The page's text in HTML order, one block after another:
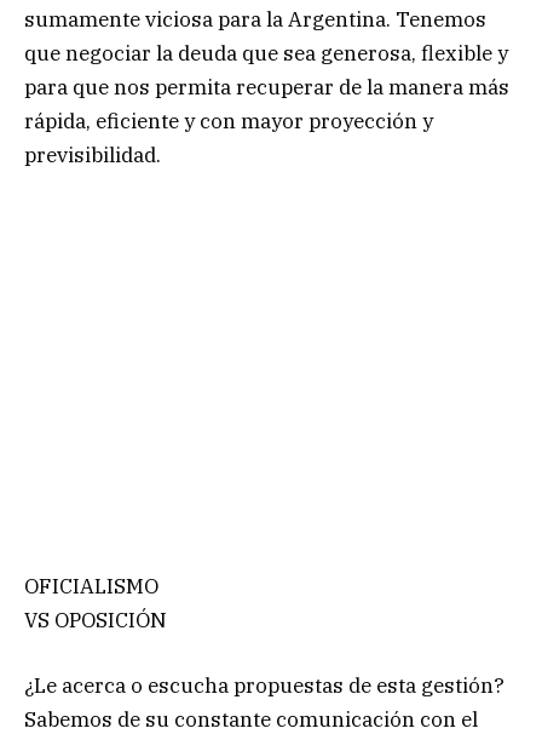
sumamente viciosa para la Argentina. Tenemos
que negociar la deuda que sea generosa, flexible y
para que nos permita recuperar de la manera más
rápida, eficiente y con mayor proyección y
previsibilidad.
OFICIALISMO
VS OPOSICIÓN
¿Le acerca o escucha propuestas de esta gestión?
Sabemos de su constante comunicación con el